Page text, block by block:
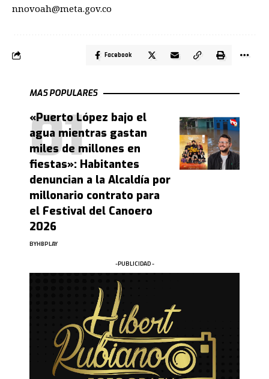
nnovoah@meta.gov.co
Facebook
MAS POPULARES
«Puerto López bajo el
agua mientras gastan
miles de millones en
fiestas»: Habitantes
denuncian a la Alcaldía por
millonario contrato para
el Festival del Canoero
2026
BYHBPLAY
-PUBLICIDAD -